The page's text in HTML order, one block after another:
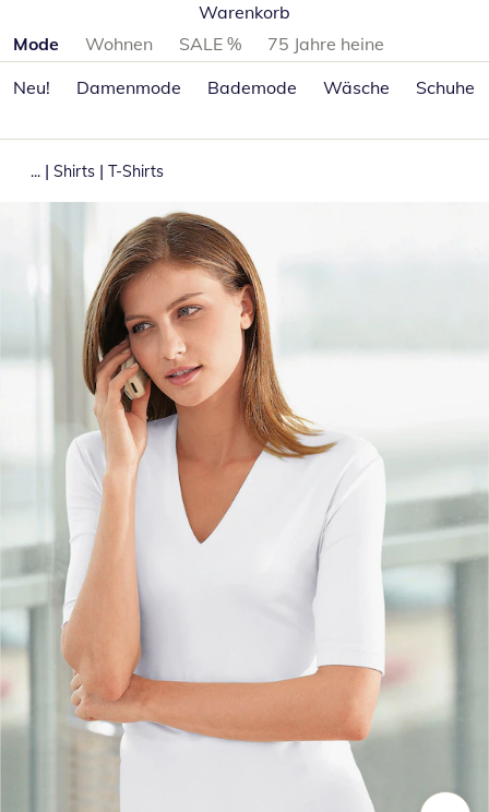
Warenkorb
Produktkategorien überspringen
Mode Wohnen SALE %
75 Jahre heine
Neu!
Damenmode Bademode Wäsche Schuhe
... | Shirts | T-Shirts